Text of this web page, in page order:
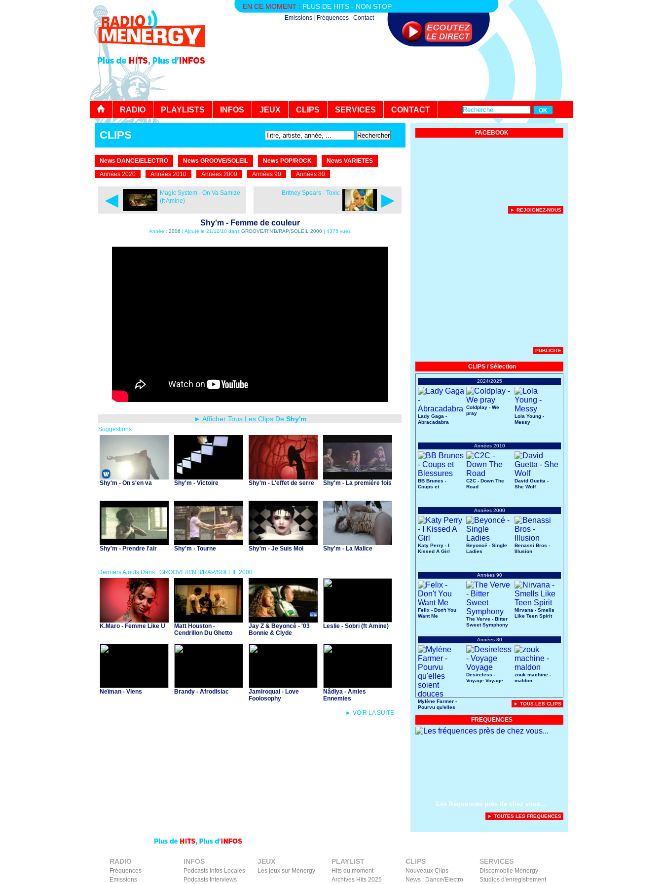
EN CE MOMENT : PLUS DE HITS - NON STOP
Emissions Fréquences Contact
RADIO PLAYLISTS INFOS JEUX CLIPS SERVICES CONTACT
CLIPS
News DANCE/ELECTRO News GROOVE/SOLEIL News POP/ROCK
News VARIETES
Années 2020
Années 2010 Années 2000 Années 90 Années 80
◄
Magic System - On Va Samize
(ft Amine)
►
Britney Spears - Toxic
Shy'm - Femme de couleur
Année : 2006 | Ajouté le 21/12/10 dans GROOVE/R'N'B/RAP/SOLEIL 2000 | 4375 vues
► Afficher Tous Les Clips De Shy'm
Suggestions
Shy'm - On s'en va Shy'm - Victoire Shy'm - L'effet de serre Shy'm - La première fois
Shy'm - Prendre l'air Shy'm - Tourne Shy'm - Je Suis Moi Shy'm - La Malice
Derniers Ajouts Dans : GROOVE/R'N'B/RAP/SOLEIL 2000
K.Maro - Femme Like U
Matt Houston -
Cendrillon Du Ghetto
Jay Z & Beyoncé - '03
Bonnie & Clyde
Leslie - Sobri (ft Amine)
Neïman - Viens Brandy - Afrodisiac
Jamiroquai - Love
Foolosophy
Nâdiya - Amies
Ennemies
► VOIR LA SUITE
FACEBOOK
► REJOIGNEZ-NOUS
PUBLICITE
CLIPS / Sélection
2024/2025
Lady Gaga -
Abracadabra
Coldplay - We
pray
Lola Young -
Messy
Années 2010
BB Brunes -
Coups et
C2C - Down The
Road
David Guetta -
She Wolf
Années 2000
Katy Perry - I
Kissed A Girl
Beyoncé - Single
Ladies
Benassi Bros -
Illusion
Années 90
Felix - Don't You
Want Me
The Verve - Bitter
Sweet Symphony
Nirvana - Smells
Like Teen Spirit
Années 80
Mylène Farmer -
Pourvu qu'elles
Desireless -
Voyage Voyage
zouk machine -
maldon
► TOUS LES CLIPS
FREQUENCES
Les fréquences près de chez vous...
► TOUTES LES FREQUENCES
RADIO
Fréquences
Emissions
INFOS
Podcasts Infos Locales
Podcasts Interviews
JEUX
Les jeux sur Ménergy
PLAYLIST
Hits du moment
Archives Hits 2025
CLIPS
Nouveaux Clips
News : Dance/Electro
SERVICES
Discomobile Ménergy
Studios d'enregistrement